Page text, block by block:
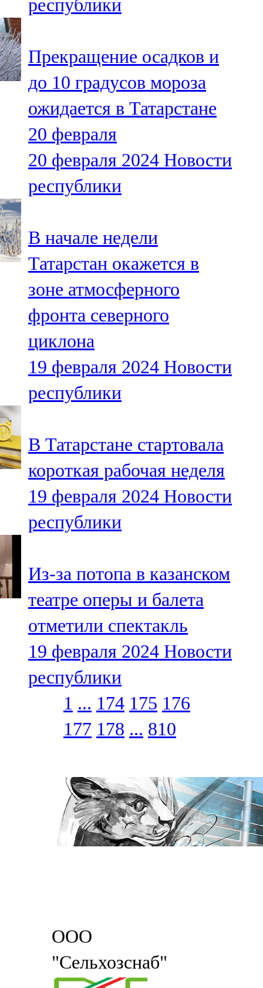
республики
Прекращение осадков и
до 10 градусов мороза
ожидается в Татарстане
20 февраля
20 февраля 2024 Новости
республики
В начале недели
Татарстан окажется в
зоне атмосферного
фронта северного
циклона
19 февраля 2024 Новости
республики
В Татарстане стартовала
короткая рабочая неделя
19 февраля 2024 Новости
республики
Из-за потопа в казанском
театре оперы и балета
отметили спектакль
19 февраля 2024 Новости
республики
1 ... 174 175 176
177 178 ... 810
ООО
"Сельхозснаб"